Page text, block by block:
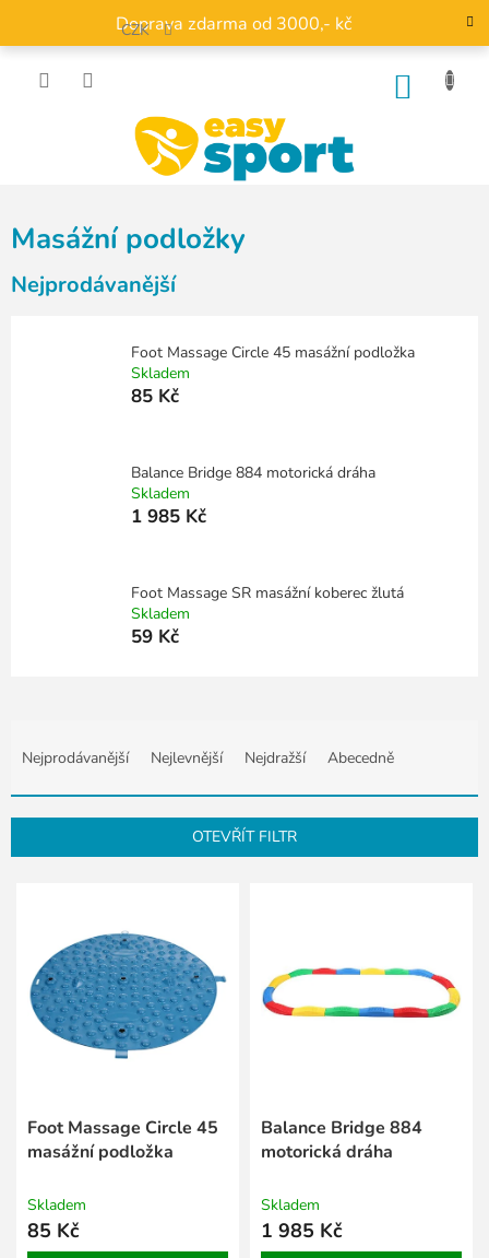
obsah
Doprava zdarma od 3000,- kč
CZK
Masážní podložky
Nejprodávanější
Foot Massage Circle 45 masážní podložka
Skladem
85 Kč
Balance Bridge 884 motorická dráha
Skladem
1 985 Kč
Foot Massage SR masážní koberec žlutá
Skladem
59 Kč
e
n
í
Nejprodávanější Nejlevnější Nejdražší Abecedně
OTEVŘÍT FILTR
Foot Massage Circle 45
masážní podložka
Skladem
85 Kč
Balance Bridge 884
motorická dráha
Skladem
1 985 Kč